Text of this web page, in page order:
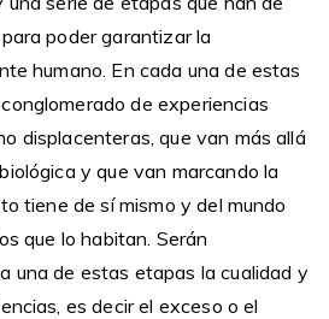
poder garantizar la
humano. En cada una de estas
de experiencias
displacenteras, que van más allá
y que van marcando la
tiene de sí mismo y del mundo
que lo habitan. Serán
una de estas etapas la cualidad y
es decir el exceso o el